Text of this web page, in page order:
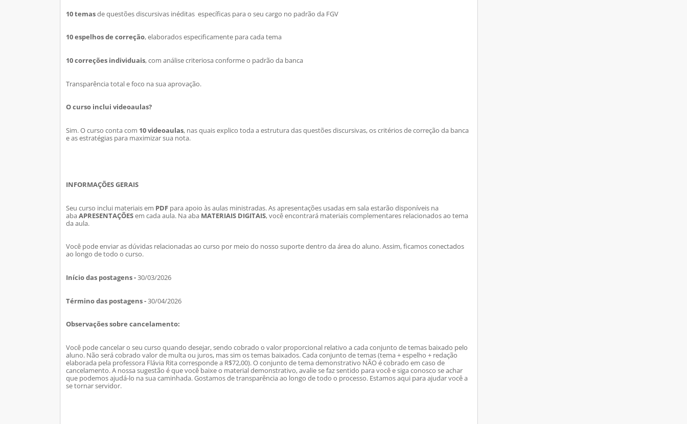
10 temasde questões discursivas inéditas específicas para o seu cargo no padrão da FGV
10 espelhos de correção, elaborados especificamente para cada tema
10 correções individuais, com análise criteriosa conforme o padrão da banca
Transparência total e foco na sua aprovação.
O curso inclui videoaulas?
Sim. O curso conta com 10 videoaulas, nas quaisexplico toda a estrutura das questões discursivas, os critérios de correção da banca
e as estratégias para maximizar sua nota.
INFORMAÇÕES GERAIS
Seu curso inclui materiais em PDF para apoio às aulas ministradas. As apresentações usadas em sala estarão disponíveis na
abaAPRESENTAÇÕESem cada aula. Na aba MATERIAIS DIGITAIS, você encontrará materiais complementares relacionados ao tema
da aula.
Você pode enviar as dúvidas relacionadas ao curso por meio do nosso suporte dentro da área do aluno. Assim, ficamos conectados
ao longo de todo o curso.
Início das postagens -30/03/2026
Término das postagens -30/04/2026
Observações sobre cancelamento:
Você pode cancelar o seu curso quando desejar, sendo cobrado o valor proporcional relativo a cada conjunto de temas baixado pelo
aluno. Não será cobrado valor de multa ou juros, mas sim os temas baixados. Cada conjunto de temas (tema + espelho + redação
elaborada pela professora Flávia Rita corresponde a R$72,00). O conjunto de tema demonstrativo NÃO é cobrado em caso de
cancelamento. A nossa sugestão é que você baixe o material demonstrativo, avalie se faz sentido para você e siga conosco se achar
que podemos ajudá-lo na sua caminhada. Gostamos de transparência ao longo de todo o processo. Estamos aqui para ajudar você a
se tornar servidor.